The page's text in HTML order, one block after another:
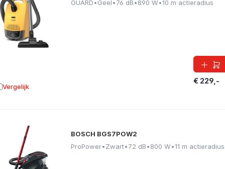
GUARD•Geel•76 dB•890 W•10 m actieradius
€ 229,-
Vergelijk aan vergelijking
BOSCH BGS7POW2
ProPower•Zwart•72 dB•800 W•11 m actieradius